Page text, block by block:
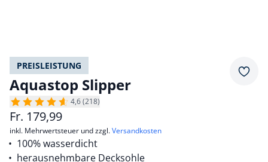
PREISLEISTUNG
Aquastop Slipper
4,6 (218)
Fr. 179,99
inkl. Mehrwertsteuer und zzgl.Versandkosten
100% wasserdicht
herausnehmbare Decksohle